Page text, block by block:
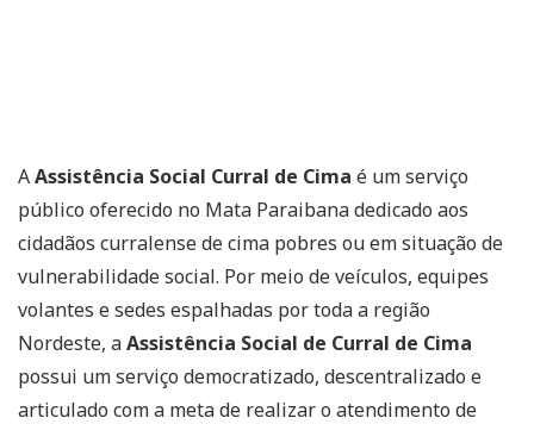
AAssistência Social Curral de Cima é um serviço
público oferecido no Mata Paraibana dedicado aos
cidadãos curralense de cima pobres ou em situação de
vulnerabilidade social. Por meio de veículos, equipes
volantes e sedes espalhadas por toda a região
Nordeste, aAssistência Social de Curral de Cima
possui um serviço democratizado, descentralizado e
articulado com a meta de realizar o atendimento de